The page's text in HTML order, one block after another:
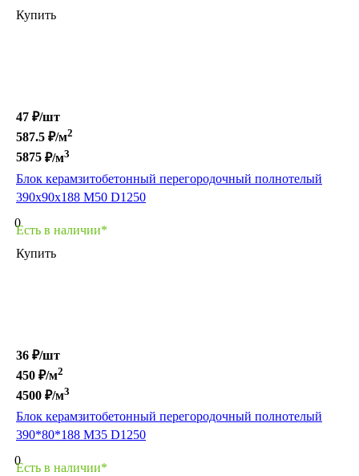
Купить
47 ₽/шт
587.5 ₽/м2
5875 ₽/м3
Блок керамзитобетонный перегородочный полнотелый
390х90х188 М50 D1250
0
Есть в наличии*
Купить
36 ₽/шт
450 ₽/м2
4500 ₽/м3
Блок керамзитобетонный перегородочный полнотелый
390*80*188 М35 D1250
0
Есть в наличии*